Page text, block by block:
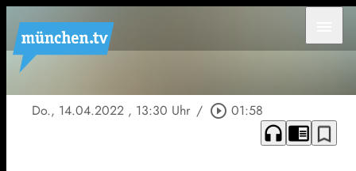
Do., 14.04.2022 , 13:30 Uhr / play_circle_outline 01:58
headphones chrome_reader_mode bookmark_border